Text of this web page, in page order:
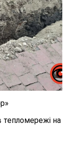
тепломережі на